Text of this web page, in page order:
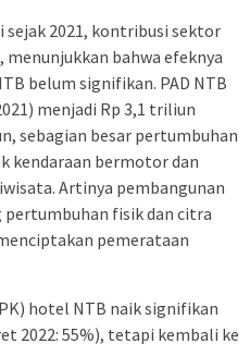
sejak 2021, kontribusi sektor
bahwa efeknya
belum signifikan. PAD NTB
menjadi Rp 3,1 triliun
sebagian besar pertumbuhan
kendaraan bermotor dan
Artinya pembangunan
fisik dan citra
pemerataan
hotel NTB naik signifikan
2022: 55%), tetapi kembali ke